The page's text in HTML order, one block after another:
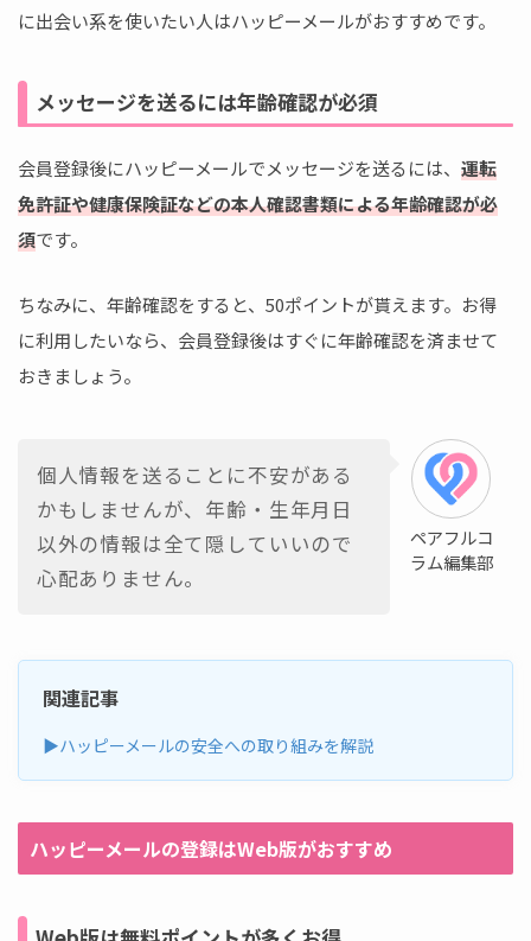
に出会い系を使いたい人はハッピーメールがおすすめです。
メッセージを送るには年齢確認が必須
会員登録後にハッピーメールでメッセージを送るには、 運転
免許証や健康保険証などの本人確認書類による年齢確認が必
須です。
ちなみに、年齢確認をすると、50ポイントが貰えます。お得
に利用したいなら、会員登録後はすぐに年齢確認を済ませて
おきましょう。
ペアフルコ
ラム編集部
個人情報を送ることに不安がある
かもしませんが、年齢・生年月日
以外の情報は全て隠していいので
心配ありません。
関連記事
▶ハッピーメールの安全への取り組みを解説
ハッピーメールの登録はWeb版がおすすめ